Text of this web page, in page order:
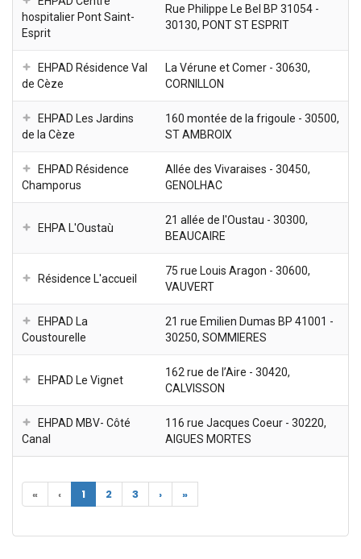
hospitalier Pont Saint-
Esprit
Rue Philippe Le Bel BP 31054 -
30130, PONT ST ESPRIT
EHPAD Résidence Val
de Cèze
La Vérune et Comer - 30630,
CORNILLON
EHPAD Les Jardins
de la Cèze
160 montée de la frigoule - 30500,
ST AMBROIX
EHPAD Résidence
Champorus
Allée des Vivaraises - 30450,
GENOLHAC
EHPA L'Oustaù
21 allée de l'Oustau - 30300,
BEAUCAIRE
Résidence L'accueil
75 rue Louis Aragon - 30600,
VAUVERT
EHPAD La
Coustourelle
21 rue Emilien Dumas BP 41001 -
30250, SOMMIERES
EHPAD Le Vignet
162 rue de l’Aire - 30420,
CALVISSON
EHPAD MBV- Côté
Canal
116 rue Jacques Coeur - 30220,
AIGUES MORTES
« ‹ 1 2 3 › »